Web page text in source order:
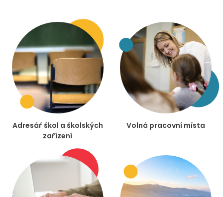
Adresář škol a školských
zařízení
Volná pracovní místa